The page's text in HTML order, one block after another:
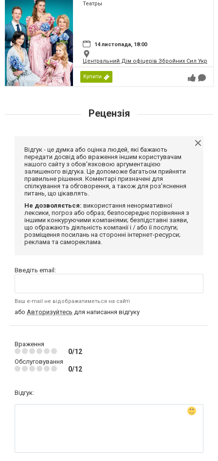
Театры
14 листопада, 18:00
Центральний Дім офіцерів Збройних Сил
Купити
Рецензія
Відгук - це думка або оцінка людей, які бажають
передати досвід або враження іншим користувачам
нашого сайту з обов'язковою аргументацією
залишеного відгука. Це допоможе багатьом прийняти
правильне рішення. Коментарі призначені для
спілкування та обговорення, а також для роз'яснення
питань, що цікавлять.
Не дозволяється: використання ненормативної
лексики, погроз або образ; безпосереднє порівняння з
іншими конкуруючими компаніями; безпідставні заяви,
що ображають діяльність компанії і / або її послуги;
розміщення посилань на сторонні інтернет-ресурси;
реклама та самореклама.
Введіть email:
Ваш e-mail не відображатиметься на сайті
або Авторизуйтесь для написання відгуку
Враження
0/12
Обслуговування
0/12
Відгук: